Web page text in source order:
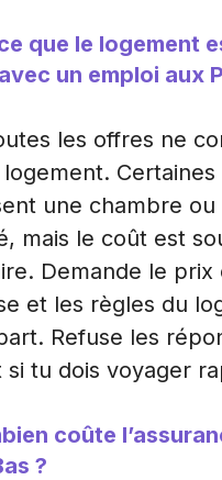
que le logement
un emploi aux
les offres ne
Certaines
une chambre
mais le coût est
Demande le prix
et les règles du
Refuse les
si tu dois voyager
coûte
?